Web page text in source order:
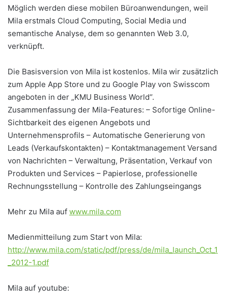
Möglich werden diese mobilen Büroanwendungen, weil
Mila erstmals Cloud Computing, Social Media und
semantische Analyse, dem so genannten Web 3.0,
verknüpft.
Die Basisversion von Mila ist kostenlos. Mila wir zusätzlich
zum Apple App Store und zu Google Play von Swisscom
angeboten in der „KMU Business World“.
Zusammenfassung der Mila-Features: – Sofortige Online-
Sichtbarkeit des eigenen Angebots und
Unternehmensprofils – Automatische Generierung von
Leads (Verkaufskontakten) – Kontaktmanagement Versand
von Nachrichten – Verwaltung, Präsentation, Verkauf von
Produkten und Services – Papierlose, professionelle
Rechnungsstellung – Kontrolle des Zahlungseingangs
Mehr zu Mila auf www.mila.com
Medienmitteilung zum Start von Mila:
http://www.mila.com/static/pdf/press/de/mila_launch_Oct_1
_2012-1.pdf
Mila auf youtube: